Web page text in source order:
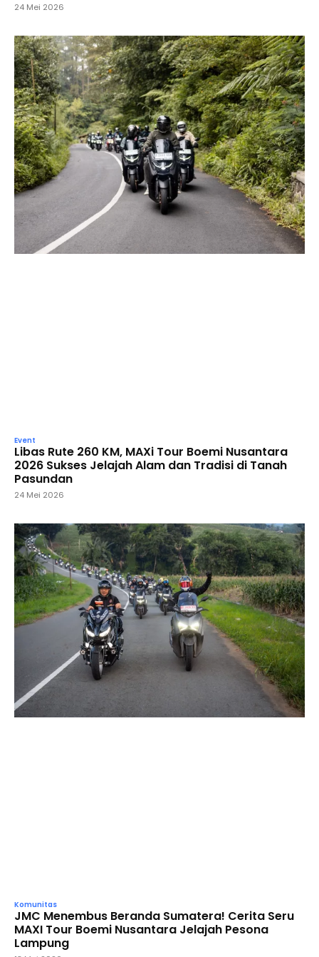
24 Mei 2026
Event
Libas Rute 260 KM, MAXi Tour Boemi Nusantara
2026 Sukses Jelajah Alam dan Tradisi di Tanah
Pasundan
24 Mei 2026
Komunitas
JMC Menembus Beranda Sumatera! Cerita Seru
MAXI Tour Boemi Nusantara Jelajah Pesona
Lampung